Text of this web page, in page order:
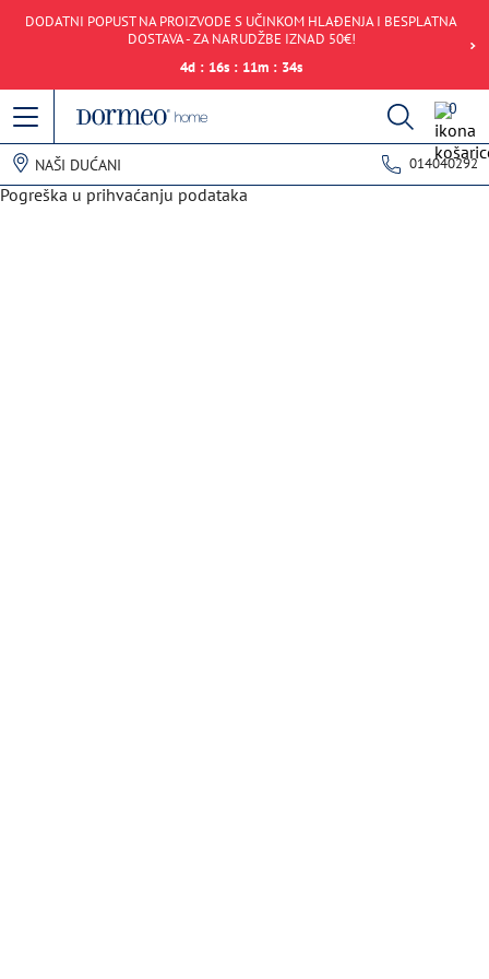
DODATNI POPUST NA PROIZVODE S UČINKOM HLAĐENJA I BESPLATNA
DOSTAVA - ZA NARUDŽBE IZNAD 50€!
4d : 16s : 11m : 34s
0
NAŠI DUĆANI 014040292
Pogreška u prihvaćanju podataka